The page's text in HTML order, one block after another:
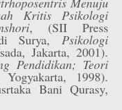
Kritis Psikologi
, (SII Press
Surya, Psikologi
Jakarta, 2001).
Pendidikan; Teori
1998).
Bani Qurasy,